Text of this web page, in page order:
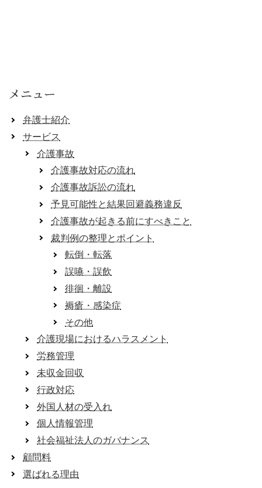
メニュー
弁護士紹介
サービス
介護事故
介護事故対応の流れ
介護事故訴訟の流れ
予見可能性と結果回避義務違反
介護事故が起きる前にすべきこと
裁判例の整理とポイント
転倒・転落
誤嚥・誤飲
徘徊・離設
褥瘡・感染症
その他
介護現場におけるハラスメント
労務管理
未収金回収
行政対応
外国人材の受入れ
個人情報管理
社会福祉法人のガバナンス
顧問料
選ばれる理由